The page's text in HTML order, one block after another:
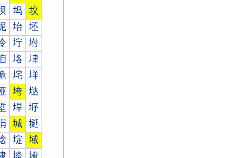
坞 坟
坮 坯
坾 坿
垎 垏
垞 垟
垮 垯
垾 垿
城 埏
埞 域
埮 埯